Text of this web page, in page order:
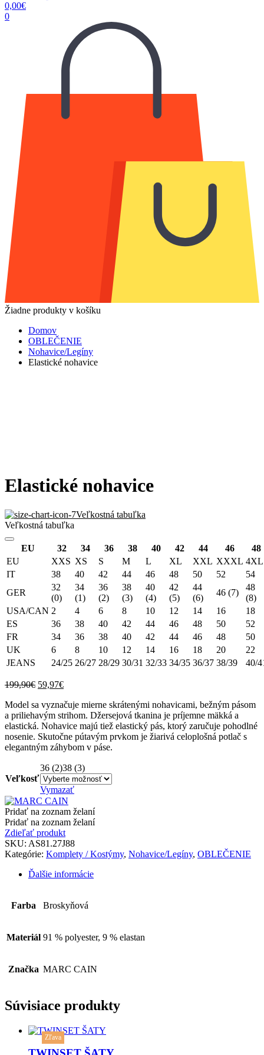
0,00€
0
Žiadne produkty v košíku
Domov
OBLEČENIE
Nohavice/Legíny
Elastické nohavice
Elastické nohavice
Veľkostná tabuľka
Veľkostná tabuľka
EU 32 34 36 38 40 42 44 46
48
EU
XXS XS S M L XL XXL XXXL 4XL
IT
38 40 42 44 46 48 50 52
54
GER
32
(0)
34
(1)
36
(2)
38
(3)
40
(4)
42
(5)
44
(6)
46 (7)
48
(8)
USA/CAN 2 4 6 8 10 12 14 16
18
ES
36 38 40 42 44 46 48 50
52
FR
34 36 38 40 42 44 46 48
50
UK
6 8 10 12 14 16 18 20
22
JEANS
24/25 26/27 28/29 30/31 32/33 34/35 36/37 38/39 40/
199,90€ Original
was:
199,90€.
59,97€Current
is:
59,97€.
Model sa vyznačuje mierne skrátenými nohavicami, bežným pásom
a priliehavým strihom. Džersejová tkanina je príjemne mäkká a
elastická. Nohavice majú tiež elastický pás, ktorý zaručuje pohodlné
nosenie. Skutočne pútavým prvkom je žiarivá celoplošná potlač s
elegantným záhybom v páse.
Veľkosť
36 (2)38 (3)
Vymazať
Pridať na zoznam želaní
Pridať na zoznam želaní
Zdieľať produkt
SKU: AS81.27J88
Kategórie: Komplety / Kostýmy, Nohavice/Legíny, OBLEČENIE
Ďalšie informácie
Farba Broskyňová
Materiál 91 % polyester, 9 % elastan
Značka MARC CAIN
Súvisiace produkty
This
product
has
Zľava